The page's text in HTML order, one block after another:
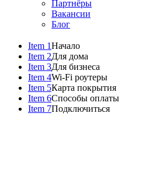
Партнёры
Вакансии
Блог
Item 1Начало
Item 2Для дома
Item 3Для бизнеса
Item 4Wi-Fi роутеры
Item 5Карта покрытия
Item 6Способы оплаты
Item 7Подключиться